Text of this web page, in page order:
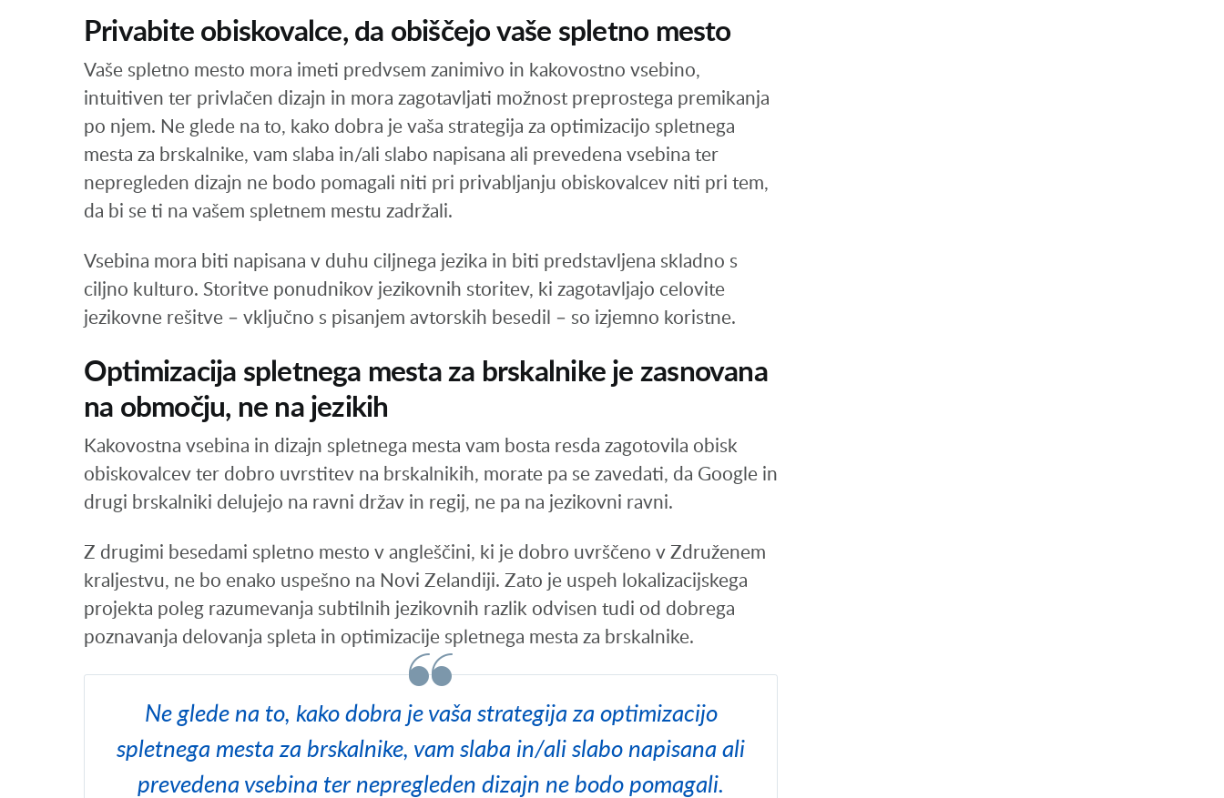
Privabite obiskovalce, da obiščejo vaše spletno mesto
Vaše spletno mesto mora imeti predvsem zanimivo in kakovostno vsebino,
intuitiven ter privlačen dizajn in mora zagotavljati možnost preprostega premikanja
po njem. Ne glede na to, kako dobra je vaša strategija za optimizacijo spletnega
mesta za brskalnike, vam slaba in/ali slabo napisana ali prevedena vsebina ter
nepregleden dizajn ne bodo pomagali niti pri privabljanju obiskovalcev niti pri tem,
da bi se ti na vašem spletnem mestu zadržali.
Vsebina mora biti napisana v duhu ciljnega jezika in biti predstavljena skladno s
ciljno kulturo. Storitve ponudnikov jezikovnih storitev, ki zagotavljajo celovite
jezikovne rešitve – vključno s pisanjem avtorskih besedil – so izjemno koristne.
Optimizacija spletnega mesta za brskalnike je zasnovana
na območju, ne na jezikih
Kakovostna vsebina in dizajn spletnega mesta vam bosta resda zagotovila obisk
obiskovalcev ter dobro uvrstitev na brskalnikih, morate pa se zavedati, da Google in
drugi brskalniki delujejo na ravni držav in regij, ne pa na jezikovni ravni.
Z drugimi besedami spletno mesto v angleščini, ki je dobro uvrščeno v Združenem
kraljestvu, ne bo enako uspešno na Novi Zelandiji. Zato je uspeh lokalizacijskega
projekta poleg razumevanja subtilnih jezikovnih razlik odvisen tudi od dobrega
poznavanja delovanja spleta in optimizacije spletnega mesta za brskalnike.
Ne glede na to, kako dobra je vaša strategija za optimizacijo
spletnega mesta za brskalnike, vam slaba in/ali slabo napisana ali
prevedena vsebina ter nepregleden dizajn ne bodo pomagali.